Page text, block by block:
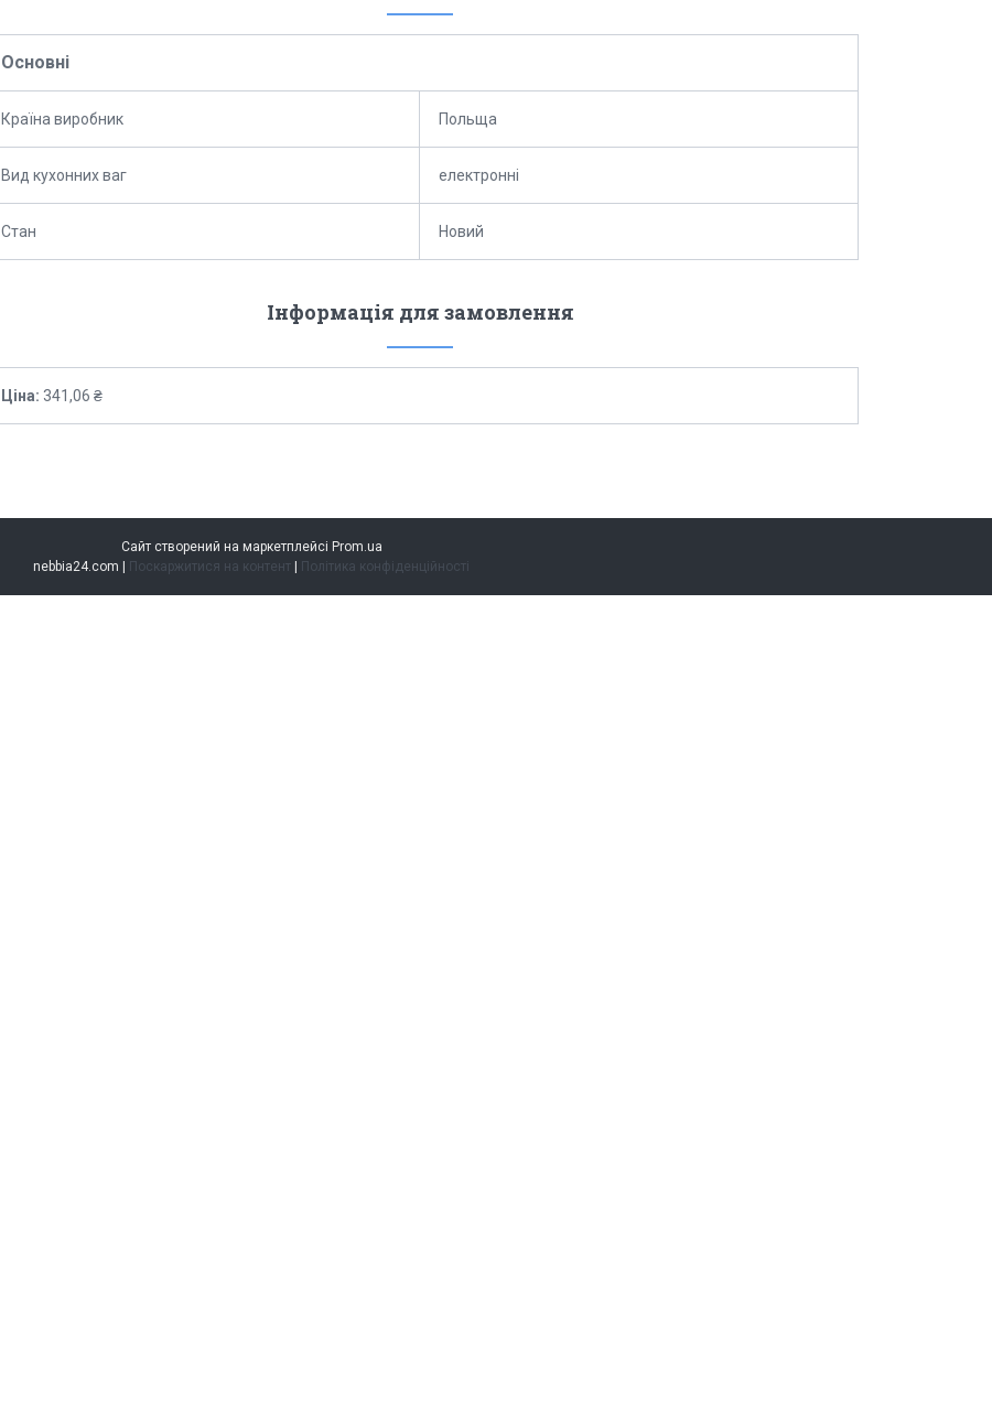
Основні
Країна виробник Польща
Вид кухонних ваг електронні
Стан Новий
Інформація для замовлення
Ціна: 341,06 ₴
Сайт створений на маркетплейсі Prom.ua
Поскаржитися на контент Політика конфіденційності